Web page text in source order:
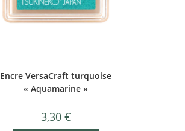
Encre VersaCraft turquoise
« Aquamarine »
3,30 €